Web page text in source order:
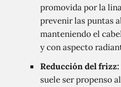
promovida por la
prevenir las puntas
manteniendo el
y con aspecto
Reducción del frizz:
suele ser propenso